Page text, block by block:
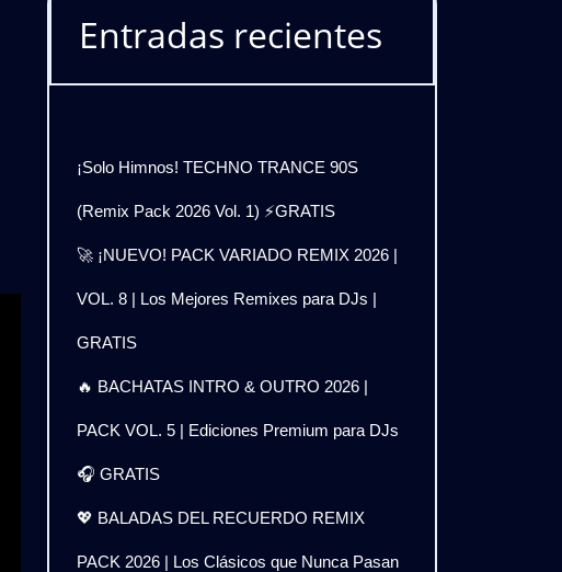
Entradas recientes
¡Solo Himnos! TECHNO TRANCE 90S
(Remix Pack 2026 Vol. 1) ⚡GRATIS
🚀 ¡NUEVO! PACK VARIADO REMIX 2026 |
VOL. 8 | Los Mejores Remixes para DJs |
GRATIS
🔥 BACHATAS INTRO & OUTRO 2026 |
PACK VOL. 5 | Ediciones Premium para DJs
🎧 GRATIS
💖 BALADAS DEL RECUERDO REMIX
PACK 2026 | Los Clásicos que Nunca Pasan